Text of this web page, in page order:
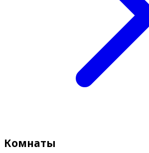
Комнаты